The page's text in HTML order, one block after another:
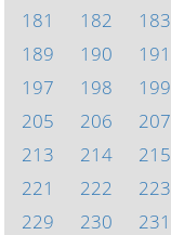
181
182 183
189
190 191
197
198 199
205
206 207
213
214 215
221
222 223
229
230 231